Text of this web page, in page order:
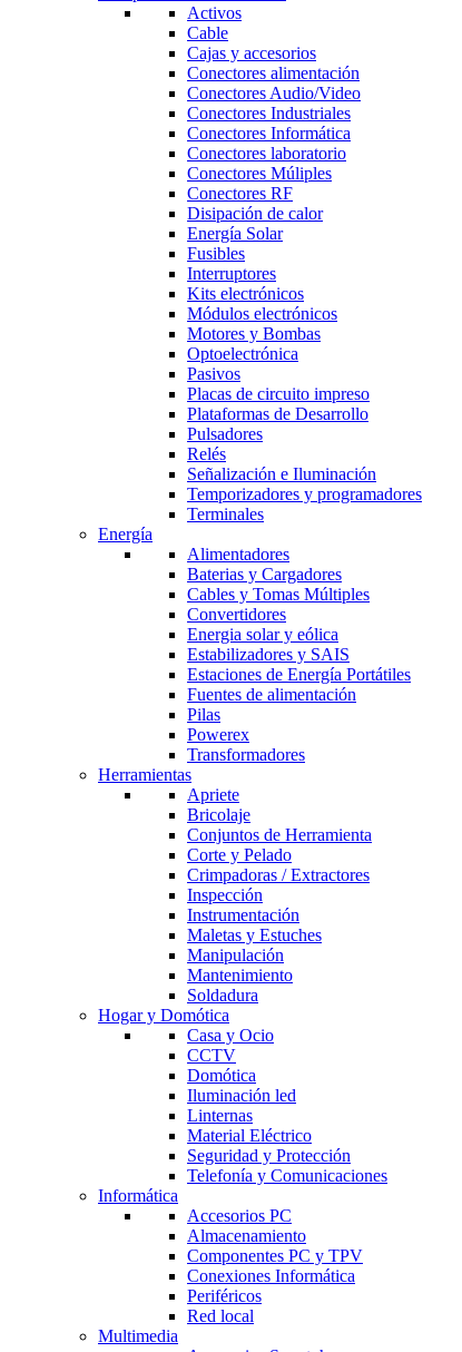
Activos
Cable
Cajas y accesorios
Conectores alimentación
Conectores Audio/Video
Conectores Industriales
Conectores Informática
Conectores laboratorio
Conectores Múliples
Conectores RF
Disipación de calor
Energía Solar
Fusibles
Interruptores
Kits electrónicos
Módulos electrónicos
Motores y Bombas
Optoelectrónica
Pasivos
Placas de circuito impreso
Plataformas de Desarrollo
Pulsadores
Relés
Señalización e Iluminación
Temporizadores y programadores
Terminales
Energía
Alimentadores
Baterias y Cargadores
Cables y Tomas Múltiples
Convertidores
Energia solar y eólica
Estabilizadores y SAIS
Estaciones de Energía Portátiles
Fuentes de alimentación
Pilas
Powerex
Transformadores
Herramientas
Apriete
Bricolaje
Conjuntos de Herramienta
Corte y Pelado
Crimpadoras / Extractores
Inspección
Instrumentación
Maletas y Estuches
Manipulación
Mantenimiento
Soldadura
Hogar y Domótica
Casa y Ocio
CCTV
Domótica
Iluminación led
Linternas
Material Eléctrico
Seguridad y Protección
Telefonía y Comunicaciones
Informática
Accesorios PC
Almacenamiento
Componentes PC y TPV
Conexiones Informática
Periféricos
Red local
Multimedia